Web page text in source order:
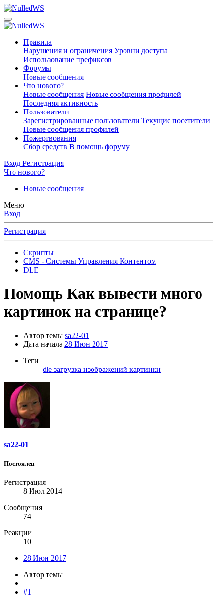
Правила
Нарушения и ограничения Уровни доступа
Использование префиксов
Форумы
Новые сообщения
Что нового?
Новые сообщения Новые сообщения профилей
Последняя активность
Пользователи
Зарегистрированные пользователи Текущие посетители
Новые сообщения профилей
Пожертвования
Сбор средств В помощь форуму
Вход Регистрация
Что нового?
Новые сообщения
Меню
Вход
Регистрация
Скрипты
CMS - Системы Управления Контентом
DLE
Помощь Как вывести много
картинок на странице?
Автор темы sa22-01
Дата начала 28 Июн 2017
Теги
dle загрузка изображений картинки
sa22-01
Постоялец
Регистрация
8 Июл 2014
Сообщения
74
Реакции
10
28 Июн 2017
Автор темы
#1